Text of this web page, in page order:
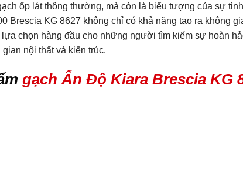
ốp lát thông thường, mà còn là biểu tượng của sự
Brescia KG 8627 không chỉ có khả năng tạo ra không
chọn hàng đầu cho những người tìm kiếm sự hoàn
nội thất và kiến trúc.
gạch Ấn Độ Kiara Brescia KG